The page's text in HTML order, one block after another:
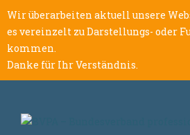
Wir überarbeiten aktuell unsere
es vereinzelt zu Darstellungs- oder
kommen.
Danke für Ihr Verständnis.